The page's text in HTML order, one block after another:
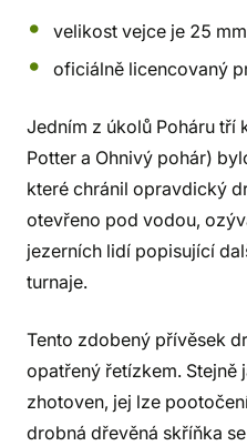
velikost vejce je 25 mm
oficiálně licencovaný
Jedním z úkolů Poháru tří
Potter a Ohnivý pohár)
které chránil opravdický
otevřeno pod vodou,
jezerních lidí popisující
turnaje.
Tento zdobený přívěsek
opatřený řetízkem. Stejně
zhotoven, jej lze
drobná dřevěná skříňka